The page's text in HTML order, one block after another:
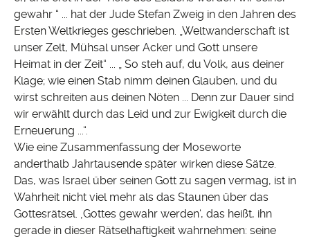
gewahr “ ... hat der Jude Stefan Zweig in den Jahren des
Ersten Weltkrieges geschrieben. „Weltwanderschaft ist
unser Zelt, Mühsal unser Acker und Gott unsere
Heimat in der Zeit“ ... „ So steh auf, du Volk, aus deiner
Klage; wie einen Stab nimm deinen Glauben, und du
wirst schreiten aus deinen Nöten ... Denn zur Dauer sind
wir erwählt durch das Leid und zur Ewigkeit durch die
Erneuerung ...“.
Wie eine Zusammenfassung der Moseworte
anderthalb Jahrtausende später wirken diese Sätze.
Das, was Israel über seinen Gott zu sagen vermag, ist in
Wahrheit nicht viel mehr als das Staunen über das
Gottesrätsel. ‚Gottes gewahr werden‘, das heißt, ihn
gerade in dieser Rätselhaftigkeit wahrnehmen: seine